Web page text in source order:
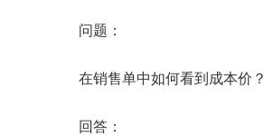
问题：
在销售单中如何看到成本价？
回答：